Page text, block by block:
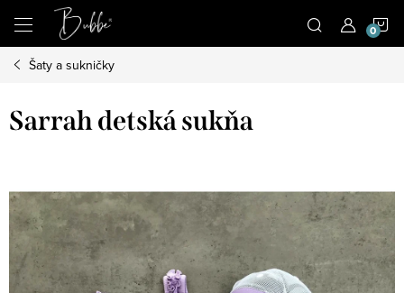
obsah
Šaty a sukničky
Sarrah detská sukňa